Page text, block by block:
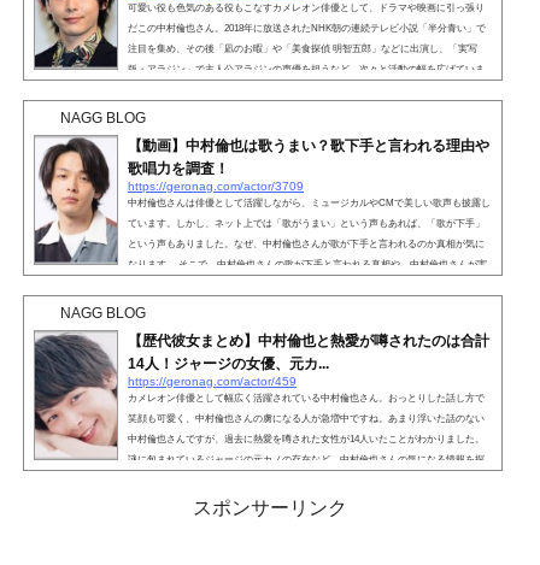
可愛い役も色気のある役もこなすカメレオン俳優として、ドラマや映画に引っ張り
だこの中村倫也さん。2018年に放送されたNHK朝の連続テレビ小説「半分青い」で
注目を集め、その後「凪のお暇」や「美食探偵 明智五郎」などに出演し、「実写
版・アラジン」で主人公アラジンの声優を担うなど、次々と活動の幅を広げていま
で、中にはキスシーンがある作品もあったんだとか。そして中村倫也さんのキスシ
NAGG BLOG
【動画】中村倫也は歌うまい？歌下手と言われる理由や
歌唱力を調査！
https://geronag.com/actor/3709
中村倫也さんは俳優として活躍しながら、ミュージカルやCMで美しい歌声も披露し
ています。しかし、ネット上では「歌がうまい」という声もあれば、「歌が下手」
という声もありました。なぜ、中村倫也さんが歌が下手と言われるのか真相が気に
なります。 そこで、中村倫也さんの歌が下手と言われる真相や、中村倫也さんが実
中村倫也は歌うまい？中村倫也さんは本業が俳優であるものの、ディズニー映画
NAGG BLOG
【歴代彼女まとめ】中村倫也と熱愛が噂されたのは合計
14人！ジャージの女優、元カ...
https://geronag.com/actor/459
カメレオン俳優として幅広く活躍されている中村倫也さん。おっとりした話し方で
笑顔も可愛く、中村倫也さんの虜になる人が急増中ですね。あまり浮いた話のない
中村倫也さんですが、過去に熱愛を噂された女性が14人いたことがわかりました。
謎に包まれているジャージの元カノの存在など、中村倫也さんの気になる情報を探
が噂されたのは合計14人！名前：中村倫也（なかむらともや）本名：中村友也（な
かむらともや）生年月日：1986年12月24日（33歳） （202...
スポンサーリンク